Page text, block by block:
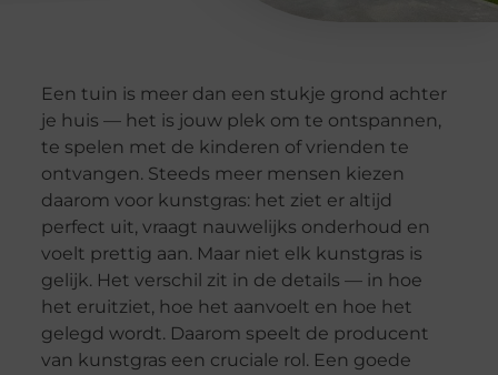
Een tuin is meer dan een stukje grond achter
je huis — het is jouw plek om te ontspannen,
te spelen met de kinderen of vrienden te
ontvangen. Steeds meer mensen kiezen
daarom voor kunstgras: het ziet er altijd
perfect uit, vraagt nauwelijks onderhoud en
voelt prettig aan. Maar niet elk kunstgras is
gelijk. Het verschil zit in de details — in hoe
het eruitziet, hoe het aanvoelt en hoe het
gelegd wordt. Daarom speelt de producent
van kunstgras een cruciale rol. Een goede